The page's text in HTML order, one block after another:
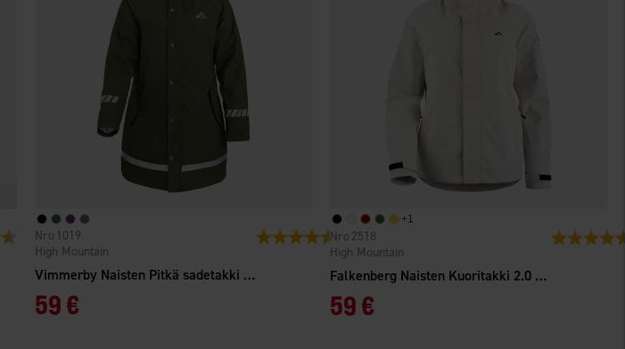
4.5 5:sta tähdestä
Vimmerby Naisten Pitkä sadetakki Vuorattu
High Mountain
1019
59 €
Arvio: 4.6 5:sta tähdestä
+1
Falkenberg Naisten Kuoritakki 2.0 WP
High Mountain
2518
59 €
Arvio: